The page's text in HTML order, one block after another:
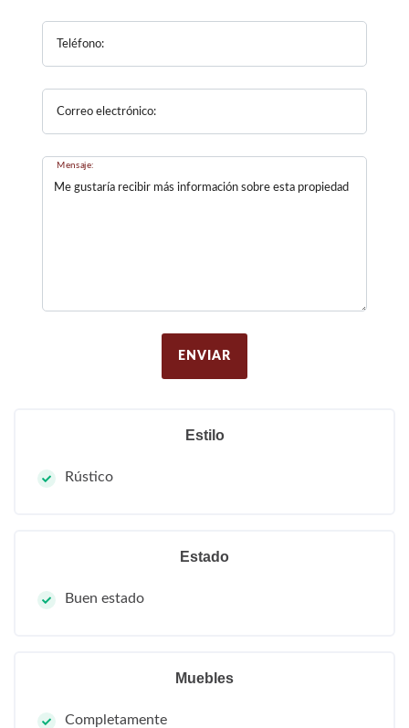
Teléfono:
Correo electrónico:
Mensaje:
ENVIAR
Estilo
Rústico
Estado
Buen estado
Muebles
Completamente